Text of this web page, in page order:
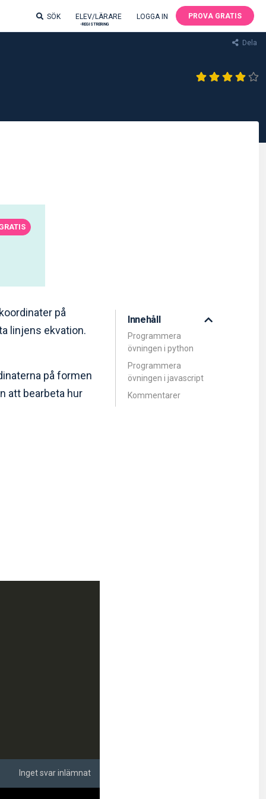
SÖK ELEV/LÄRARE
-REGISTRERING
LOGGA IN PROVA GRATIS
Dela
Innehåll
Programmera
övningen i python
Programmera
övningen i javascript
Kommentarer
på
linjens ekvation.
på formen
att bearbeta hur
Inget svar inlämnat